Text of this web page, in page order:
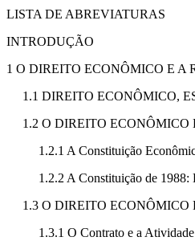
LISTA DE ABREVIATURAS
INTRODUÇÃO
1 O DIREITO ECONÔMICO E A
1.1 DIREITO ECONÔMICO,
1.2 O DIREITO
1.2.1 A Constituição
1.2.2 A Constituição de
1.3 O DIREITO ECONÔMICO
1.3.1 O Contrato e a